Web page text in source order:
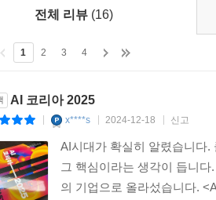
오 산업의 게임 체인지”
한 단백질 구조와 상호 작용 예측 기술
보, 의료 기록, 생활 습관 데이터 등 다
가는 법률 혁신의 시대”
작성, 계약서 초안 작성, 판례 분석
고 시간이 많이 소요되는 작업에서 벗
전체 리뷰 (16)
1 2 3 4
AI 코리아 2025
x****s 2024-12-18 신고
AI시대가 확실히 알렸습니다
그 핵심이라는 생각이 듭니
의 기업으로 올라섰습니다.